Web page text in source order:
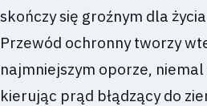
skończy się groźnym dla
Przewód ochronny tworzy
najmniejszym oporze,
kierując prąd błądzący do